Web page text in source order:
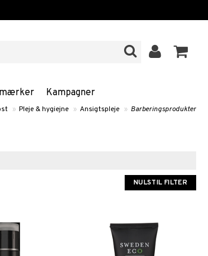
Kampagner
» Pleje & hygiejne » Ansigtspleje » Barberingsprodukter
NULSTIL FILTER